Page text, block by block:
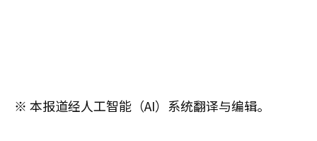
※ 本报道经人工智能（AI）系统翻译与编辑。